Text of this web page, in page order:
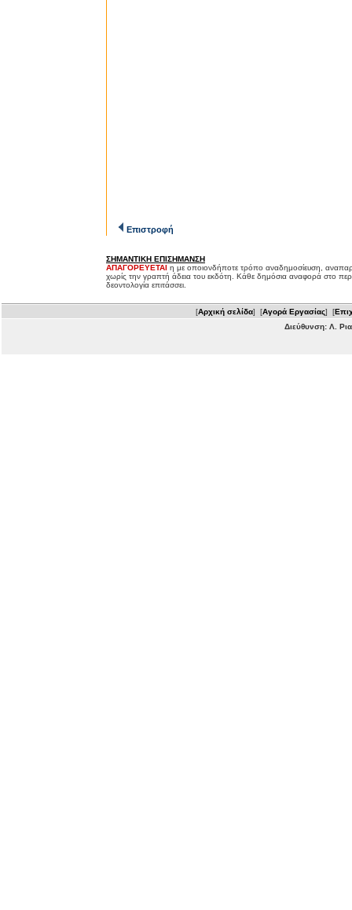
Επιστροφή
ΣΗΜΑΝΤΙΚΗ ΕΠΙΣΗΜΑΝΣΗ
ΑΠΑΓΟΡΕΥΕΤΑΙ η με οποιονδήποτε τρόπο αναδημοσίευση,
χωρίς την γραπτή άδεια του εκδότη. Κάθε δημόσια αναφορά στο
δεοντολογία επιτάσσει.
[Αρχική σελίδα] [Αγορά Εργασίας] [
Διεύθυνση: Λ.